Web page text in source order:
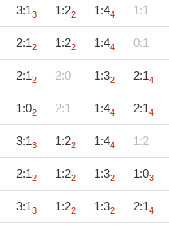
3:13 1:22 1:44 1:1
2:12 1:22 1:44 0:1
2:12 2:0 1:32 2:14
1:02 2:1 1:44 2:14
3:13 1:22 1:44 1:2
2:12 1:22 1:32 1:03
3:13 1:22 1:32 2:14